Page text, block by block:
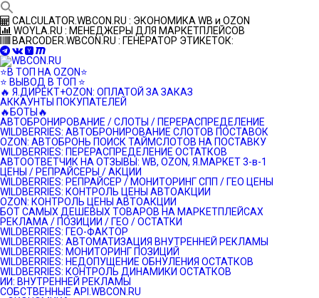
Перейти
к
контенту
CALCULATOR.WBCON.RU : ЭКОНОМИКА WB и OZON
WOYLA.RU : МЕНЕДЖЕРЫ ДЛЯ МАРКЕТПЛЕЙСОВ
BARCODER.WBCON.RU : ГЕНЕРАТОР ЭТИКЕТОК:
⭐️В ТОП НА OZON⭐️
⭐️ ВЫВОД В ТОП ⭐️
🔥 Я.ДИРЕКТ+OZON: ОПЛАТОЙ ЗА ЗАКАЗ
АККАУНТЫ ПОКУПАТЕЛЕЙ
🔥БОТЫ🔥
АВТОБРОНИРОВАНИЕ / СЛОТЫ / ПЕРЕРАСПРЕДЕЛЕНИЕ
WILDBERRIES: АВТОБРОНИРОВАНИЕ СЛОТОВ ПОСТАВОК
OZON: АВТОБРОНЬ ПОИСК ТАЙМСЛОТОВ НА ПОСТАВКУ
WILDBERRIES: ПЕРЕРАСПРЕДЕЛЕНИЕ ОСТАТКОВ
АВТООТВЕТЧИК НА ОТЗЫВЫ: WB, OZON, Я.МАРКЕТ 3-в-1
ЦЕНЫ / РЕПРАЙСЕРЫ / АКЦИИ
WILDBERRIES: РЕПРАЙСЕР / МОНИТОРИНГ СПП / ГЕО ЦЕНЫ
WILDBERRIES: КОНТРОЛЬ ЦЕНЫ АВТОАКЦИИ
OZON: КОНТРОЛЬ ЦЕНЫ АВТОАКЦИИ
БОТ САМЫХ ДЕШЕВЫХ ТОВАРОВ НА МАРКЕТПЛЕЙСАХ
РЕКЛАМА / ПОЗИЦИИ / ГЕО / ОСТАТКИ
WILDBERRIES: ГЕО-ФАКТОР
WILDBERRIES: АВТОМАТИЗАЦИЯ ВНУТРЕННЕЙ РЕКЛАМЫ
WILDBERRIES: МОНИТОРИНГ ПОЗИЦИЙ
WILDBERRIES: НЕДОПУЩЕНИЕ ОБНУЛЕНИЯ ОСТАТКОВ
WILDBERRIES: КОНТРОЛЬ ДИНАМИКИ ОСТАТКОВ
ИИ: ВНУТРЕННЕЙ РЕКЛАМЫ
СОБСТВЕННЫЕ API.WBCON.RU